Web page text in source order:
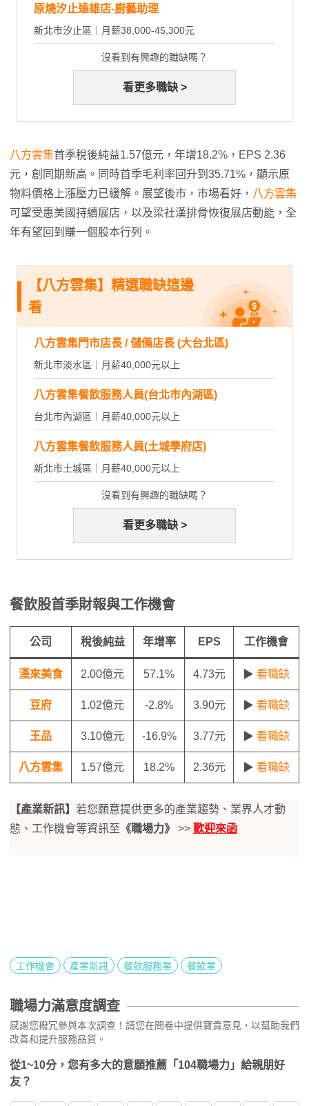
原燒汐止遠雄店-廚藝助理
新北市汐止區｜月薪38,000-45,300元
沒看到有興趣的職缺嗎？
看更多職缺 >
八方雲集首季稅後純益1.57億元，年增18.2%，EPS 2.36
元，創同期新高。同時首季毛利率回升到35.71%，顯示原
物料價格上漲壓力已緩解。展望後市，市場看好， 八方雲集
可望受惠美國持續展店，以及梁社漢排骨恢復展店動能，全
年有望回到賺一個股本行列。
【八方雲集】精選職缺這邊
看
八方雲集門市店長 / 儲備店長 (大台北區)
新北市淡水區｜月薪40,000元以上
八方雲集餐飲服務人員(台北市內湖區)
台北市內湖區｜月薪40,000元以上
八方雲集餐飲服務人員(土城學府店)
新北市土城區｜月薪40,000元以上
沒看到有興趣的職缺嗎？
看更多職缺 >
餐飲股首季財報與工作機會
公司 稅後純益 年增率 EPS 工作機會
漢來美食 2.00億元 57.1% 4.73元 ▶ 看職缺
豆府 1.02億元 -2.8% 3.90元 ▶ 看職缺
王品 3.10億元 -16.9% 3.77元 ▶ 看職缺
八方雲集 1.57億元 18.2% 2.36元 ▶ 看職缺
【產業新訊】 若您願意提供更多的產業趨勢、業界人才動
態、工作機會等資訊至 《職場力》 >> 歡迎來函
工作機會 產業新訊 餐飲服務業 餐飲業
職場力滿意度調查
感謝您撥冗參與本次調查！請您在問卷中提供寶貴意見，以幫助我們
改善和提升服務品質。
從1~10分，您有多大的意願推薦「104職場力」給親朋好
友？